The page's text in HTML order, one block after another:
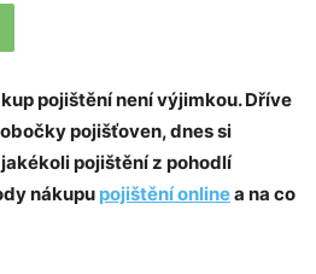
pojištěnínení výjimkou. Dříve
pojišťoven, dnes si
ékoli pojištění z pohodlí
nákupu pojištěníonlinea na co